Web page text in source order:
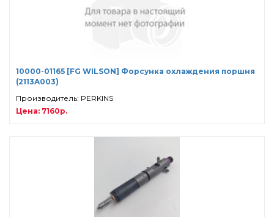
10000-01165 [FG WILSON] Форсунка охлаждения поршня
(2113A003)
Производитель: PERKINS
Цена: 7160р.